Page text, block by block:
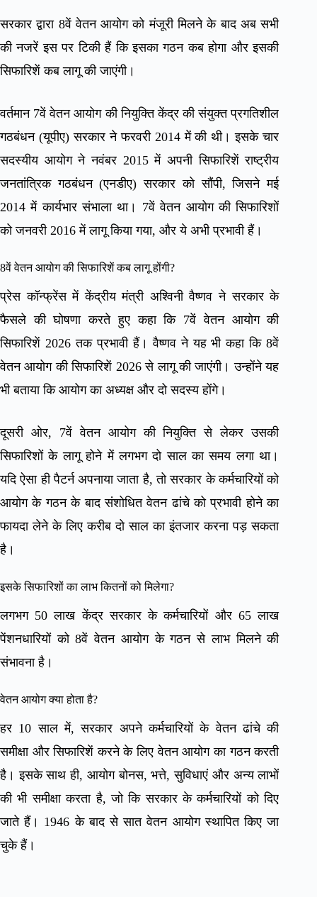
सरकार द्वारा 8वें वेतन आयोग को मंजूरी मिलने के बाद अब सभी
की नजरें इस पर टिकी हैं कि इसका गठन कब होगा और इसकी
सिफारिशें कब लागू की जाएंगी।
वर्तमान 7वें वेतन आयोग की नियुक्ति केंद्र की संयुक्त प्रगतिशील
गठबंधन (यूपीए) सरकार ने फरवरी 2014 में की थी। इसके चार
सदस्यीय आयोग ने नवंबर 2015 में अपनी सिफारिशें राष्ट्रीय
जनतांत्रिक गठबंधन (एनडीए) सरकार को सौंपी, जिसने मई
2014 में कार्यभार संभाला था। 7वें वेतन आयोग की सिफारिशों
को जनवरी 2016 में लागू किया गया, और ये अभी प्रभावी हैं।
8वें वेतन आयोग की सिफारिशें कब लागू होंगी?
प्रेस कॉन्फ्रेंस में केंद्रीय मंत्री अश्विनी वैष्णव ने सरकार के
फैसले की घोषणा करते हुए कहा कि 7वें वेतन आयोग की
सिफारिशें 2026 तक प्रभावी हैं। वैष्णव ने यह भी कहा कि 8वें
वेतन आयोग की सिफारिशें 2026 से लागू की जाएंगी। उन्होंने यह
भी बताया कि आयोग का अध्यक्ष और दो सदस्य होंगे।
दूसरी ओर, 7वें वेतन आयोग की नियुक्ति से लेकर उसकी
सिफारिशों के लागू होने में लगभग दो साल का समय लगा था।
यदि ऐसा ही पैटर्न अपनाया जाता है, तो सरकार के कर्मचारियों को
आयोग के गठन के बाद संशोधित वेतन ढांचे को प्रभावी होने का
फायदा लेने के लिए करीब दो साल का इंतजार करना पड़ सकता
है।
इसके सिफारिशों का लाभ कितनों को मिलेगा?
लगभग 50 लाख केंद्र सरकार के कर्मचारियों और 65 लाख
पेंशनधारियों को 8वें वेतन आयोग के गठन से लाभ मिलने की
संभावना है।
वेतन आयोग क्या होता है?
हर 10 साल में, सरकार अपने कर्मचारियों के वेतन ढांचे की
समीक्षा और सिफारिशें करने के लिए वेतन आयोग का गठन करती
है। इसके साथ ही, आयोग बोनस, भत्ते, सुविधाएं और अन्य लाभों
की भी समीक्षा करता है, जो कि सरकार के कर्मचारियों को दिए
जाते हैं। 1946 के बाद से सात वेतन आयोग स्थापित किए जा
चुके हैं।